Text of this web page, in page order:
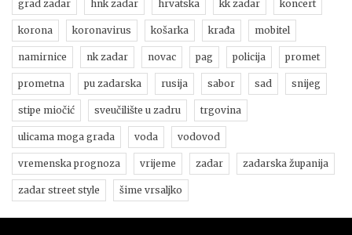
grad zadar hnk zadar hrvatska kk zadar koncert
korona koronavirus košarka krađa mobitel
namirnice nk zadar novac pag policija promet
prometna pu zadarska rusija sabor sad snijeg
stipe miočić sveučilište u zadru trgovina
ulicama moga grada voda vodovod
vremenska prognoza vrijeme zadar zadarska županija
zadar street style šime vrsaljko